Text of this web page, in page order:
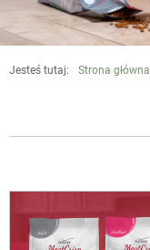
Jesteś tutaj: Strona główna